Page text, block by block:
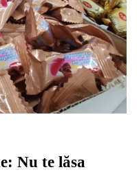
Nu te lăsa